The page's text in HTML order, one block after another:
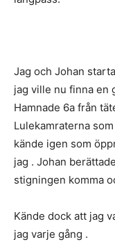
Jag och Johan
jag ville nu finna en
Hamnade 6a från
Lulekamraterna
kände igen som
jag . Johan
stigningen komma
Kände dock att jag
jag varje gång .